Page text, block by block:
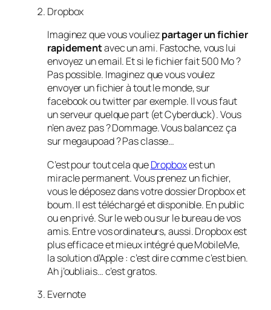
Dropbox
Imaginez que vous vouliezpartager un fichier
rapidementavec un ami. Fastoche, vous lui
envoyez un email. Et si le fichier fait 500 Mo ?
Pas possible. Imaginez que vous voulez
envoyer un fichier à tout le monde, sur
facebook ou twitter par exemple. Il vous faut
un serveur quelque part (et Cyberduck). Vous
n’en avez pas ? Dommage. Vous balancez ça
sur megaupoad ? Pas classe…
C’est pour tout cela queDropboxest un
miracle permanent. Vous prenez un fichier,
vous le déposez dans votre dossier Dropbox et
boum. Il est téléchargé et disponible. En public
ou en privé. Sur le web ou sur le bureau de vos
amis. Entre vos ordinateurs, aussi. Dropbox est
plus efficace et mieux intégré que MobileMe,
la solution d’Apple : c’est dire comme c’est bien.
Ah j’oubliais… c’est gratos.
Evernote